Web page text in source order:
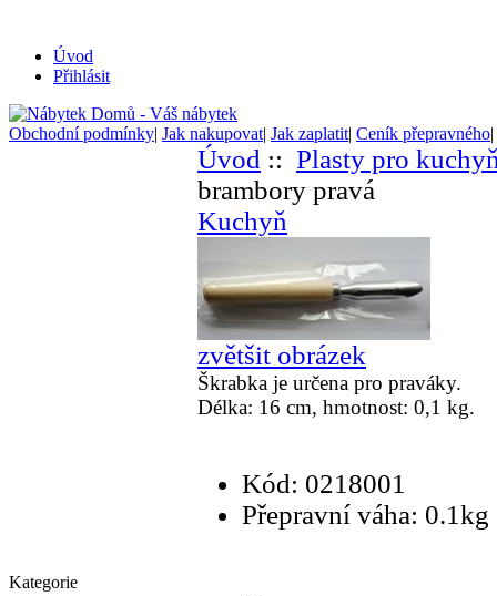
Úvod
Přihlásit
Obchodní podmínky| Jak nakupovat| Jak zaplatit| Ceník přepravného|
Kategorie
Úvod :: Plasty pro
brambory pravá
Kuchyň
zvětšit obrázek
Škrabka je určena pro praváky.
Délka: 16 cm, hmotnost: 0,1 kg.
Kód: 0218001
Přepravní váha: 0.1kg